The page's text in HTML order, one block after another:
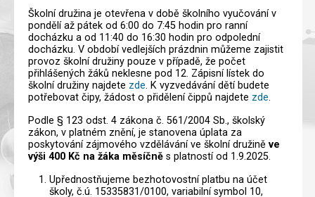
Školní družina je otevřena v době školního vyučování v
pondělí až pátek od 6:00 do 7:45 hodin pro ranní
docházku a od 11:40 do 16:30 hodin pro odpolední
docházku. V období vedlejších prázdnin můžeme zajistit
provoz školní družiny pouze v případě, že počet
přihlášených žáků neklesne pod 12. Zápisní lístek do
školní družiny najdete zde. K vyzvedávání dětí budete
potřebovat čipy, žádost o přidělení čippů najdete zde.
Podle § 123 odst. 4 zákona č. 561/2004 Sb., školský
zákon, v platném znění, je stanovena úplata za
poskytování zájmového vzdělávání ve školní družině ve
výši 400 Kč na žáka měsíčně s platností od 1.9.2025.
Upřednostňujeme bezhotovostní platbu na účet
školy, č.ú. 15335831/0100, variabilní symbol 10,